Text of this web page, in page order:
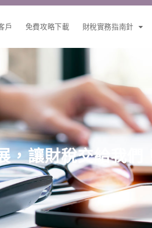
戶 免費攻略下載 財稅實務指南針
，讓財稅交給我們！